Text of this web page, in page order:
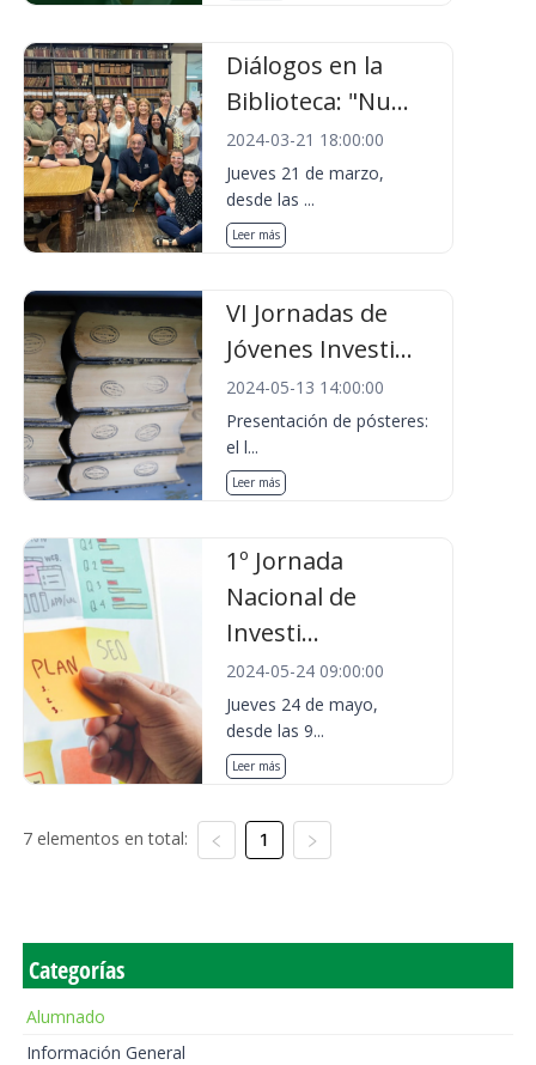
Diálogos en la
Biblioteca: "Nu...
2024-03-21 18:00:00
Jueves 21 de marzo,
desde las ...
Leer más
VI Jornadas de
Jóvenes Investi...
2024-05-13 14:00:00
Presentación de pósteres:
el l...
Leer más
1º Jornada
Nacional de
Investi...
2024-05-24 09:00:00
Jueves 24 de mayo,
desde las 9...
Leer más
7 elementos en total: 1
Categorías
Alumnado
Información General